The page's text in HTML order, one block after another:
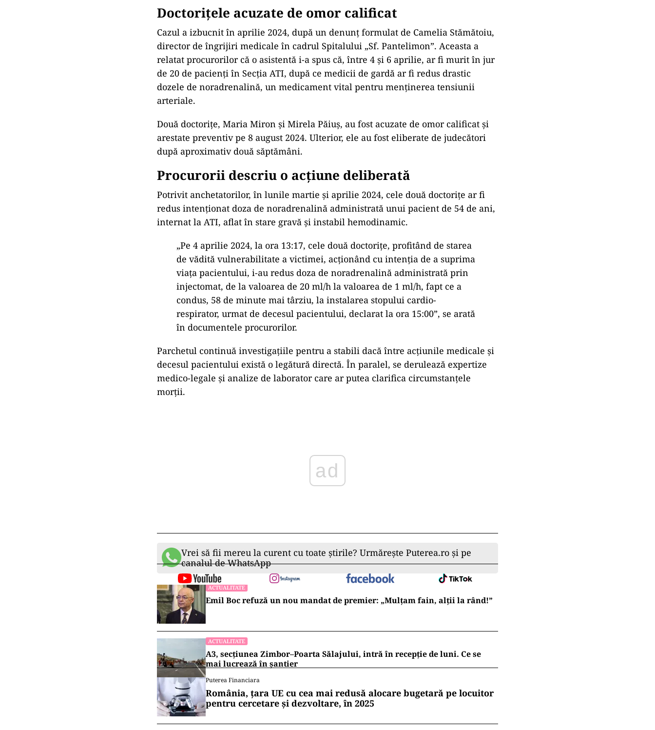
Doctorițele acuzate de omor calificat
Cazul a izbucnit în aprilie 2024, după un denunț formulat de Camelia Stămătoiu,
director de îngrijiri medicale în cadrul Spitalului „Sf. Pantelimon”. Aceasta a
relatat procurorilor că o asistentă i-a spus că, între 4 și 6 aprilie, ar fi murit în jur
de 20 de pacienți în Secția ATI, după ce medicii de gardă ar fi redus drastic
dozele de noradrenalină, un medicament vital pentru menținerea tensiunii
arteriale.
Două doctorițe, Maria Miron și Mirela Păiuș, au fost acuzate de omor calificat și
arestate preventiv pe 8 august 2024. Ulterior, ele au fost eliberate de judecători
după aproximativ două săptămâni.
Procurorii descriu o acțiune deliberată
Potrivit anchetatorilor, în lunile martie și aprilie 2024, cele două doctorițe ar fi
redus intenționat doza de noradrenalină administrată unui pacient de 54 de ani,
internat la ATI, aflat în stare gravă și instabil hemodinamic.
„Pe 4 aprilie 2024, la ora 13:17, cele două doctorițe, profitând de starea
de vădită vulnerabilitate a victimei, acționând cu intenția de a suprima
viața pacientului, i-au redus doza de noradrenalină administrată prin
injectomat, de la valoarea de 20 ml/h la valoarea de 1 ml/h, fapt ce a
condus, 58 de minute mai târziu, la instalarea stopului cardio-
respirator, urmat de decesul pacientului, declarat la ora 15:00”, se arată
în documentele procurorilor.
Parchetul continuă investigațiile pentru a stabili dacă între acțiunile medicale și
decesul pacientului există o legătură directă. În paralel, se derulează expertize
medico-legale și analize de laborator care ar putea clarifica circumstanțele
morții.
ad
Vrei să fii mereu la curent cu toate știrile? Urmărește Puterea.ro și pe
canalul de WhatsApp
ACTUALITATE
Emil Boc refuză un nou mandat de premier: „Mulțam fain, alții la rând!”
ACTUALITATE
A3, secțiunea Zimbor–Poarta Sălajului, intră în recepție de luni. Ce se
mai lucrează în șantier
Puterea Financiara
România, țara UE cu cea mai redusă alocare bugetară pe locuitor
pentru cercetare și dezvoltare, în 2025